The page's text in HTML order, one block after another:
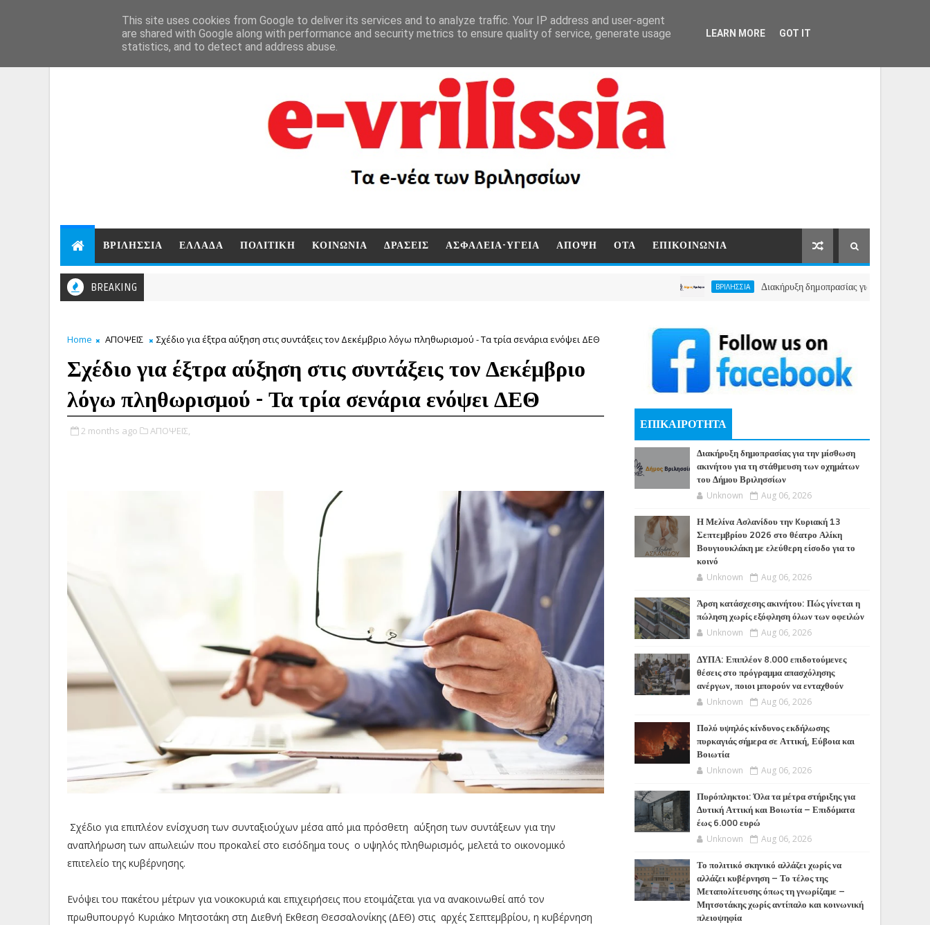
ΒΡΙΛΗΣΣΙΑ ΕΛΛΑΔΑ ΠΟΛΙΤΙΚΗ ΚΟΙΝΩΝΙΑ ΔΡΑΣΕΙΣ ΑΣΦΑΛΕΙΑ-ΥΓΕΙΑ ΑΠΟΨΗ ΟΤΑ ΕΠΙΚΟΙΝΩΝΙΑ
BREAKING ΒΡΙΛΗΣΣΙΑ Διακήρυξη δημοπρασίας για την μίσθωση
Home ΑΠΟΨΕΙΣ Σχέδιο για έξτρα αύξηση στις συντάξεις τον Δεκέμβριο λόγω πληθωρισμού - Τα τρία σενάρια ενόψει ΔΕΘ
Σχέδιο για έξτρα αύξηση στις συντάξεις τον Δεκέμβριο
λόγω πληθωρισμού - Τα τρία σενάρια ενόψει ΔΕΘ
2 months ago ΑΠΟΨΕΙΣ,
Σχέδιο για επιπλέον ενίσχυση των συνταξιούχων μέσα από μια πρόσθετη αύξηση των συντάξεων για την
αναπλήρωση των απωλειών που προκαλεί στο εισόδημα τους ο υψηλός πληθωρισμός, μελετά το οικονομικό
επιτελείο της κυβέρνησης.
Ενόψει του πακέτου μέτρων για νοικοκυριά και επιχειρήσεις που ετοιμάζεται για να ανακοινωθεί από τον
πρωθυπουργό Κυριάκο Μητσοτάκη στη Διεθνή Εκθεση Θεσσαλονίκης (ΔΕΘ) στις αρχές Σεπτεμβρίου, η κυβέρνηση
ΕΠΙΚΑΙΡΟΤΗΤΑ
Διακήρυξη δημοπρασίας για την μίσθωση
ακινήτου για τη στάθμευση των οχημάτων
του Δήμου Βριλησσίων
Unknown Aug 06, 2026
Η Μελίνα Ασλανίδου την Kυριακή 13
Σεπτεμβρίου 2026 στο θέατρο Αλίκη
Βουγιουκλάκη με ελεύθερη είσοδο για το
κοινό
Unknown Aug 06, 2026
Άρση κατάσχεσης ακινήτου: Πώς γίνεται η
πώληση χωρίς εξόφληση όλων των οφειλών
Unknown Aug 06, 2026
ΔΥΠΑ: Επιπλέον 8.000 επιδοτούμενες
θέσεις στο πρόγραμμα απασχόλησης
ανέργων, ποιοι μπορούν να ενταχθούν
Unknown Aug 06, 2026
Πολύ υψηλός κίνδυνος εκδήλωσης
πυρκαγιάς σήμερα σε Αττική, Εύβοια και
Βοιωτία
Unknown Aug 06, 2026
Πυρόπληκτοι: Όλα τα μέτρα στήριξης για
Δυτική Αττική και Βοιωτία – Επιδόματα
έως 6.000 ευρώ
Unknown Aug 06, 2026
Το πολιτικό σκηνικό αλλάζει χωρίς να
αλλάζει κυβέρνηση – Το τέλος της
Μεταπολίτευσης όπως τη γνωρίζαμε –
Μητσοτάκης χωρίς αντίπαλο και κοινωνική
πλειοψηφία
This site uses cookies from Google to deliver its services and to analyze traffic. Your IP address and user-agent
are shared with Google along with performance and security metrics to ensure quality of service, generate usage
statistics, and to detect and address abuse.
LEARN MORE GOT IT